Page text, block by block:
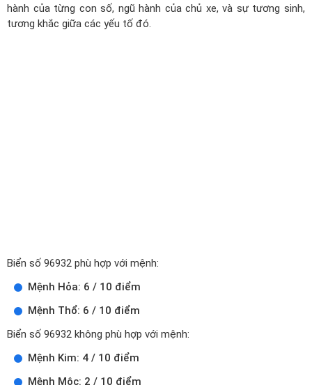
hành của từng con số, ngũ hành của chủ xe, và sự tương sinh,
tương khắc giữa các yếu tố đó.
Biển số 96932 phù hợp với mệnh:
Mệnh Hỏa: 6 / 10 điểm
Mệnh Thổ: 6 / 10 điểm
Biển số 96932 không phù hợp với mệnh:
Mệnh Kim: 4 / 10 điểm
Mệnh Mộc: 2 / 10 điểm